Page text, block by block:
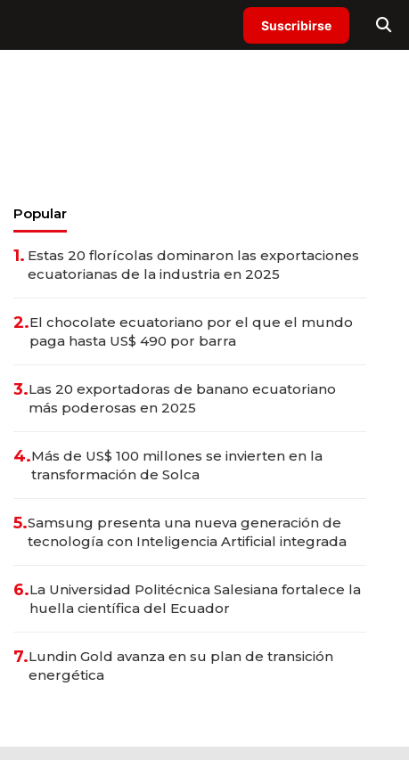
Suscribirse
Popular
1. Estas 20 florícolas dominaron las exportaciones
ecuatorianas de la industria en 2025
2.El chocolate ecuatoriano por el que el mundo
paga hasta US$ 490 por barra
3.Las 20 exportadoras de banano ecuatoriano
más poderosas en 2025
4.Más de US$ 100 millones se invierten en la
transformación de Solca
5.Samsung presenta una nueva generación de
tecnología con Inteligencia Artificial integrada
6.La Universidad Politécnica Salesiana fortalece la
huella científica del Ecuador
7.Lundin Gold avanza en su plan de transición
energética